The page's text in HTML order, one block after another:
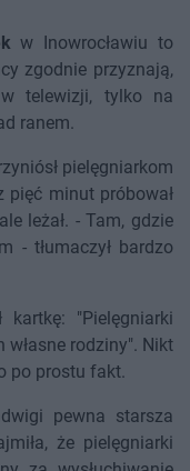
w Inowrocławiu to
zgodnie przyznają,
telewizji, tylko na
ranem.
pielęgniarkom
pięć minut próbował
leżał. - Tam, gdzie
- tłumaczył bardzo
"Pielęgniarki
rodziny". Nikt
po prostu fakt.
pewna starsza
że pielęgniarki